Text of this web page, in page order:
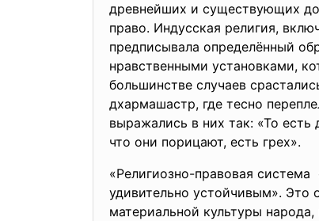
древнейших и существующих до
право. Индусская религия,
предписывала определённый
нравственными установками,
большинстве случаев
дхармашастр, где тесно
выражались в них так: «То
что они порицают, есть грех».
«Религиозно-правовая система
удивительно устойчивым». Это
материальной культуры